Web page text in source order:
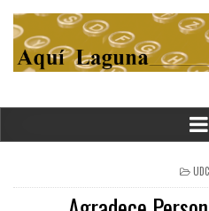
IN
UDC